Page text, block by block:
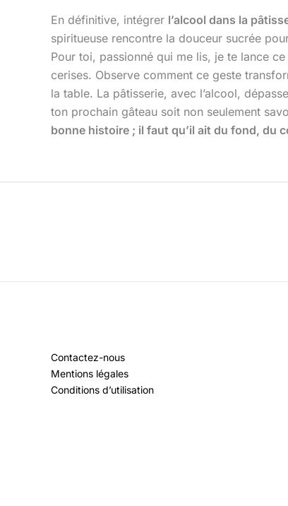
En définitive, intégrer l’alcool dans la
spiritueuse rencontre la douceur sucrée
Pour toi, passionné qui me lis, je te lance
cerises. Observe comment ce geste
la table. La pâtisserie, avec l’alcool,
ton prochain gâteau soit non seulement
bonne histoire ; il faut qu’il ait du fond, du
Contactez-nous
Mentions légales
Conditions d’utilisation